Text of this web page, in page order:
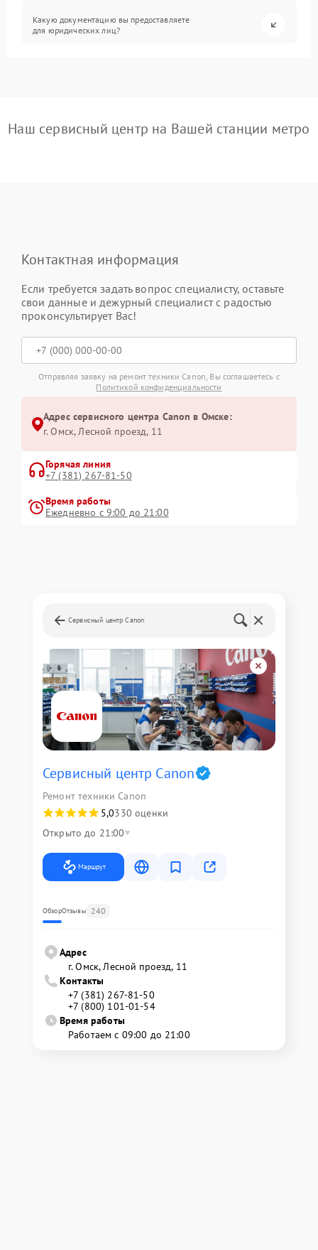
Какую документацию вы предоставляете
для юридических лиц?
Наш сервисный центр на Вашей станции метро
Контактная информация
Если требуется задать вопрос специалисту, оставьте
свои данные и дежурный специалист с радостью
проконсультирует Вас!
Отправляя заявку на ремонт техники Canon, Вы соглашаетесь с
Политикой конфиденциальности
Адрес сервисного центра Canon в Омске:
г. Омск, ​Лесной проезд, 11
Горячая линия
+7 (381) 267-81-50
Время работы
Ежедневно с 9:00 до 21:00
Сервисный центр Canon
Сервисный центр Canon
Ремонт техники Canon
5,0330 оценки
Открыто до 21:00
Маршрут
ОбзорОтзывы 240
Адрес
г. Омск, ​Лесной проезд, 11
Контакты
+7 (381) 267-81-50
+7 (800) 101-01-54
Время работы
Работаем с 09:00 до 21:00